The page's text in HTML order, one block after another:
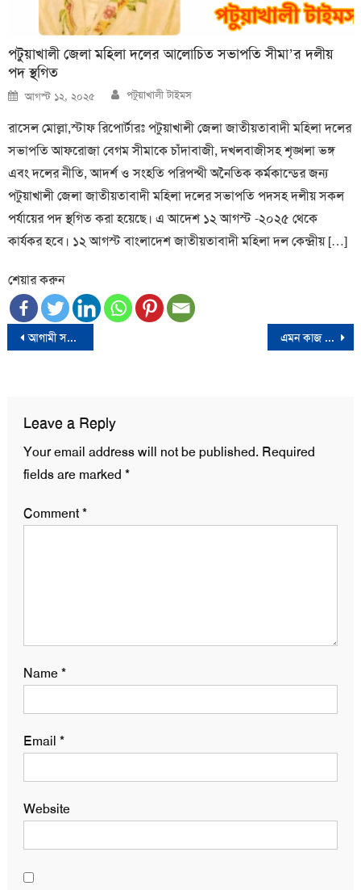
পটুয়াখালী জেলা মহিলা দলের আলোচিত সভাপতি সীমা’র দলীয়
পদ স্থগিত
Posted
on
আগস্ট ১২, ২০২৫ Author
পটুয়াখালী টাইমস
রাসেল মোল্লা,স্টাফ রিপোর্টারঃ পটুয়াখালী জেলা জাতীয়তাবাদী মহিলা দলের
সভাপতি আফরোজা বেগম সীমাকে চাঁদাবাজী, দখলবাজীসহ শৃঙ্খলা ভঙ্গ
এবং দলের নীতি, আদর্শ ও সংহতি পরিপন্থী অনৈতিক কর্মকান্ডের জন্য
পটুয়াখালী জেলা জাতীয়তাবাদী মহিলা দলের সভাপতি পদসহ দলীয় সকল
পর্যায়ের পদ স্থগিত করা হয়েছে। এ আদেশ ১২ আগস্ট -২০২৫ থেকে
কার্যকর হবে। ১২ আগস্ট বাংলাদেশ জাতীয়তাবাদী মহিলা দল কেন্দ্রীয় […]
শেয়ার করুন
Post
আগামী সপ্তাহে বাংলাদেশ সফরে আসছেন ডোনাল্ড লু এমন কাজ করছি আর যেন স্বৈরাচারের হাতে না পড়তে হয়: ড. ইউনূস
Leave a Reply
Your email address will not be published. Required
fields are marked *
Comment*
Name*
Email *
Website